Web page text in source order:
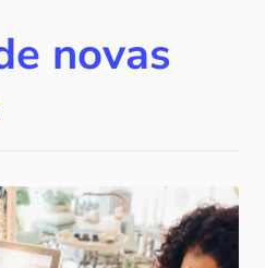
Notícias
novas